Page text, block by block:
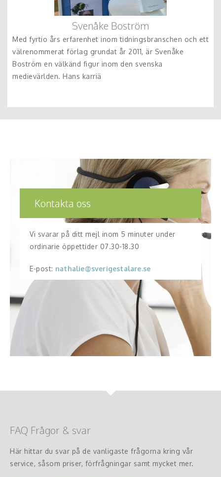
Svenåke Boström
Med fyrtio års erfarenhet inom tidningsbranschen och ett
välrenommerat förlag grundat år 2011, är Svenåke
Boström en välkänd figur inom den svenska
medievärlden. Hans karriä
Kontakta oss
Vi svarar på ditt mejl inom 5 minuter under
ordinarie öppettider 07.30-18.30
E-post: nathalie@sverigestalare.se
FAQ Frågor & svar
Här hittar du svar på de vanligaste frågorna kring vår
service, såsom priser, förfrågningar samt mycket mer.